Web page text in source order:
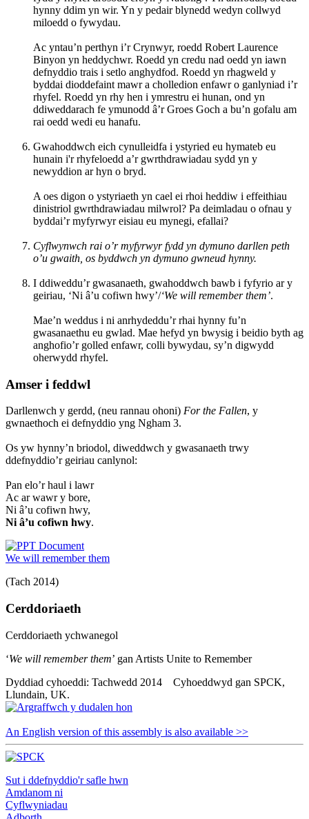
hynny ddim yn wir. Yn y pedair blynedd wedyn collwyd
miloedd o fywydau.
Ac yntau’n perthyn i’r Crynwyr, roedd Robert Laurence
Binyon yn heddychwr. Roedd yn credu nad oedd yn iawn
defnyddio trais i setlo anghydfod. Roedd yn rhagweld y
byddai dioddefaint mawr a cholledion enfawr o ganlyniad i’r
rhyfel. Roedd yn rhy hen i ymrestru ei hunan, ond yn
ddiweddarach fe ymunodd â’r Groes Goch a bu’n gofalu am
rai oedd wedi eu hanafu.
Gwahoddwch eich cynulleidfa i ystyried eu hymateb eu
hunain i'r rhyfeloedd a’r gwrthdrawiadau sydd yn y
newyddion ar hyn o bryd.
A oes digon o ystyriaeth yn cael ei rhoi heddiw i effeithiau
dinistriol gwrthdrawiadau milwrol? Pa deimladau o ofnau y
byddai’r myfyrwyr eisiau eu mynegi, efallai?
Cyflwynwch rai o’r myfyrwyr fydd yn dymuno darllen peth
o’u gwaith, os byddwch yn dymuno gwneud hynny.
I ddiweddu’r gwasanaeth, gwahoddwch bawb i fyfyrio ar y
geiriau, ‘Ni â’u cofiwn hwy’/‘We will remember them’.
Mae’n weddus i ni anrhydeddu’r rhai hynny fu’n
gwasanaethu eu gwlad. Mae hefyd yn bwysig i beidio byth ag
anghofio’r golled enfawr, colli bywydau, sy’n digwydd
oherwydd rhyfel.
Amser i feddwl
Darllenwch y gerdd, (neu rannau ohoni) For the Fallen, y
gwnaethoch ei defnyddio yng Ngham 3.
Os yw hynny’n briodol, diweddwch y gwasanaeth trwy
ddefnyddio’r geiriau canlynol:
Pan elo’r haul i lawr
Ac ar wawr y bore,
Ni â’u cofiwn hwy,
Ni â’u cofiwn hwy.
We will remember them
(Tach 2014)
Cerddoriaeth
Cerddoriaeth ychwanegol
‘We will remember them’ gan Artists Unite to Remember
Dyddiad cyhoeddi: Tachwedd 2014 Cyhoeddwyd gan SPCK,
Llundain, UK.
An English version of this assembly is also available >>
Sut i ddefnyddio'r safle hwn
Amdanom ni
Cyflwyniadau